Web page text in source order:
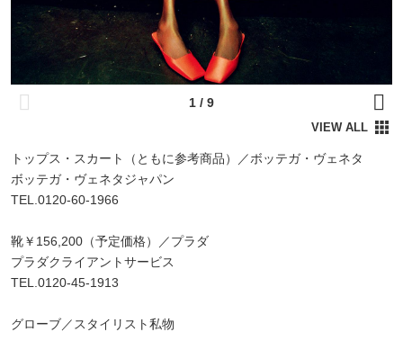
トップス・スカート（ともに参考商品）／ボッテガ・ヴェネタ
ボッテガ・ヴェネタジャパン
TEL.0120-60-1966
靴￥156,200（予定価格）／プラダ
プラダクライアントサービス
TEL.0120-45-1913
グローブ／スタイリスト私物